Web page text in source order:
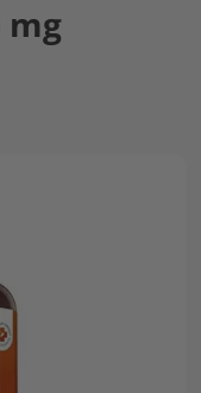
mg